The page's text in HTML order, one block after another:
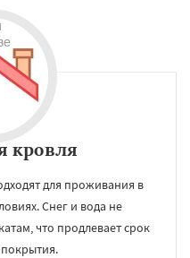
Тучково
Черусти
кровля
для проживания в
Снег и вода не
что продлевает срок
персональных данных